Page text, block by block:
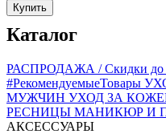
Купить
Каталог
РАСПРОДАЖА / Скидки до
#РекомендуемыеТовары
МУЖЧИН УХОД ЗА
РЕСНИЦЫ МАНИКЮР И
АКСЕССУАРЫ